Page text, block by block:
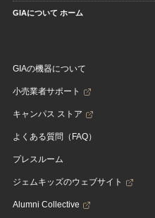
GIAについて ホーム
GIAの機器について
小売業者サポート
キャンパス ストア
よくある質問（FAQ）
プレスルーム
ジェムキッズのウェブサイト
Alumni Collective